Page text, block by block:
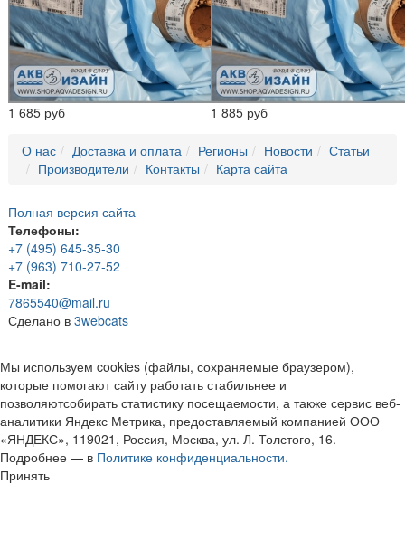
1 685 руб 1 885 руб
О нас Доставка и оплата Регионы Новости
Статьи
Производители
Контакты Карта сайта
Полная версия сайта
Телефоны:
+7 (495) 645-35-30
+7 (963) 710-27-52
E-mail:
7865540@mail.ru
Сделано в 3webcats
Мы используем cookies (файлы, сохраняемые браузером),
которые помогают сайту работать стабильнее и
позволяютсобирать статистику посещаемости, а также сервис веб-
аналитики Яндекс Метрика, предоставляемый компанией ООО
«ЯНДЕКС», 119021, Россия, Москва, ул. Л. Толстого, 16.
Подробнее — в Политике конфиденциальности.
Принять